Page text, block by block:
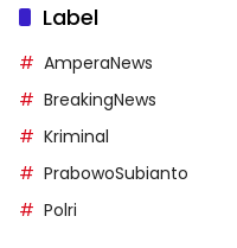
Label
AmperaNews
BreakingNews
Kriminal
PrabowoSubianto
Polri